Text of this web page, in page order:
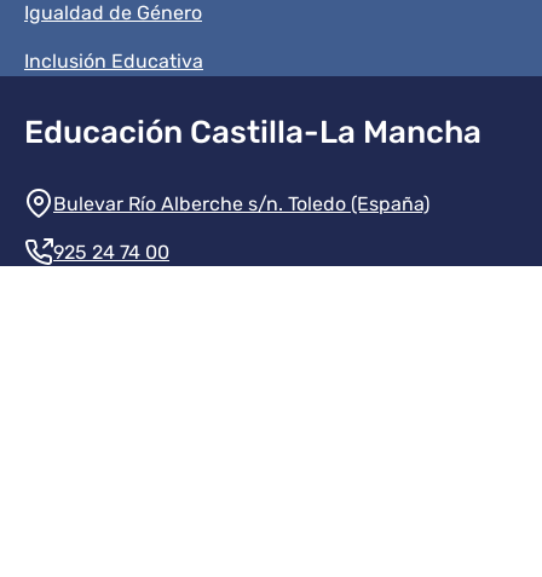
Igualdad de Género
Inclusión Educativa
Educación Castilla-La Mancha
Información de la institución
Bulevar Río Alberche s/n. Toledo (España)
925 24 74 00